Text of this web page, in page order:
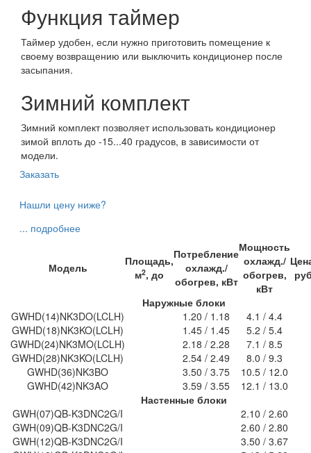
Функция таймер
Таймер удобен, если нужно приготовить помещение к
своему возвращению или выключить кондиционер после
засыпания.
Зимний комплект
Зимний комплект позволяет использовать кондиционер
зимой вплоть до -15...40 градусов, в зависимости от
модели.
Заказать
Нашли цену ниже?
... подробнее
Модель
Площадь,
м2, до
Потребление
охлажд./
обогрев, кВт
Мощность
охлажд./
обогрев,
кВт
Наружные блоки
GWHD(14)NK3DO(LCLH)
1.20 / 1.18
4.1 / 4.4
GWHD(18)NK3KO(LCLH)
1.45 / 1.45
5.2 / 5.4
GWHD(24)NK3MO(LCLH)
2.18 / 2.28
7.1 / 8.5
GWHD(28)NK3KO(LCLH)
2.54 / 2.49
8.0 / 9.3
GWHD(36)NK3BO
3.50 / 3.75
10.5 / 12.0
GWHD(42)NK3AO
3.59 / 3.55
12.1 / 13.0
Настенные блоки
GWH(07)QB-K3DNC2G/I
2.10 / 2.60
GWH(09)QB-K3DNC2G/I
2.60 / 2.80
GWH(12)QB-K3DNC2G/I
3.50 / 3.67